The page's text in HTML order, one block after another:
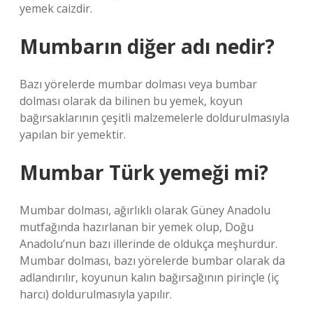
yemek caizdir.
Mumbarın diğer adı nedir?
Bazı yörelerde mumbar dolması veya bumbar
dolması olarak da bilinen bu yemek, koyun
bağırsaklarının çeşitli malzemelerle doldurulmasıyla
yapılan bir yemektir.
Mumbar Türk yemeği mi?
Mumbar dolması, ağırlıklı olarak Güney Anadolu
mutfağında hazırlanan bir yemek olup, Doğu
Anadolu’nun bazı illerinde de oldukça meşhurdur.
Mumbar dolması, bazı yörelerde bumbar olarak da
adlandırılır, koyunun kalın bağırsağının pirinçle (iç
harcı) doldurulmasıyla yapılır.